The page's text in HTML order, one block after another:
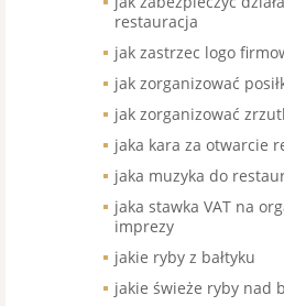
restauracja
jak zastrzec logo
jak zorganizować
jak zorganizować
jaka kara za otwarcie
jaka muzyka do
jaka stawka VAT na
imprezy
jakie ryby z bałtyku
jakie świeże ryby nad